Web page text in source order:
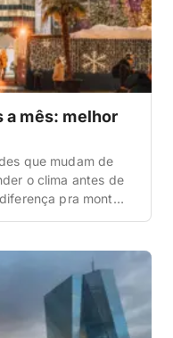
a mês: melhor
que mudam de
o clima antes de
pra montar
pra caminhar